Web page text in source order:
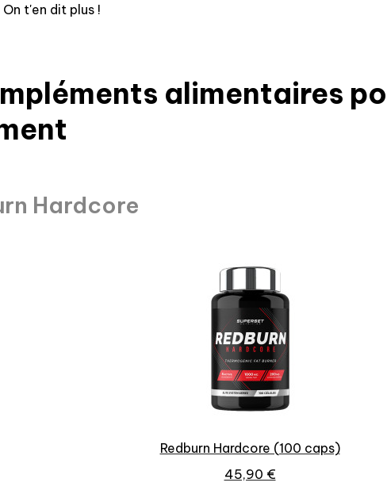
t'en dit plus !
alimentaires
Hardcore
Aperçu rapide
Redburn Hardcore (100 caps)
45,90 €